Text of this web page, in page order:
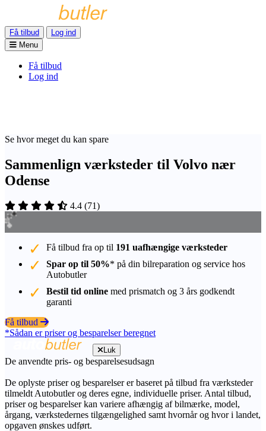
Få tilbud
Log ind
Menu
Få tilbud
Log ind
Se hvor meget du kan spare
Sammenlign værksteder til Volvo nær
Odense
4.4 (71)
Få tilbud fra op til 191 uafhængige værksteder
Spar op til 50%* på din bilreparation og service hos
Autobutler
Bestil tid online med prismatch og 3 års godkendt
garanti
Få tilbud
*Sådan er priser og besparelser beregnet
Luk
De anvendte pris- og besparelsesudsagn
De oplyste priser og besparelser er baseret på tilbud fra værksteder
tilmeldt Autobutler og deres egne, individuelle priser. Antal tilbud,
priser og besparelser kan variere afhængig af bilmærke, model,
årgang, værkstedernes tilgængelighed samt hvornår og hvor i landet,
opgaven ønskes udført.